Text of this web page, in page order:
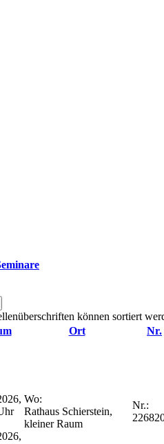
können sortiert
Ort Nr.
Wo:
Rathaus Schierstein,
kleiner Raum
Nr.: